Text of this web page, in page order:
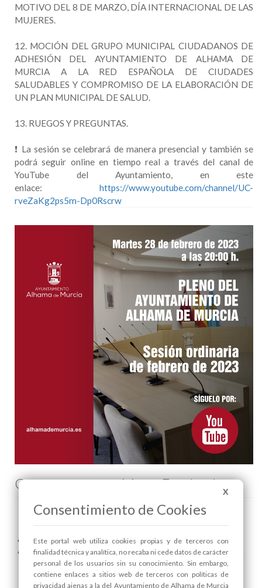
MOTIVO DEL 8 DE MARZO, DÍA INTERNACIONAL DE LAS
MUJERES.
12. MOCIÓN DEL GRUPO MUNICIPAL CIUDADANOS DE
ADHESIÓN DEL AYUNTAMIENTO DE ALHAMA DE
MURCIA A LA RED ESPAÑOLA DE CIUDADES
SALUDABLES Y COMPROMISO DE LA ELABORACIÓN DE
UN PLAN MUNICIPAL DE SALUD.
13. RUEGOS Y PREGUNTAS.
❗ La sesión se celebrará de manera presencial y también se
podrá seguir online en tiempo real a través del canal de
YouTube del Ayuntamiento, en este
enlace: https://www.youtube.com/channel/UC-
rveZaKg2ps5m-Dp0Rscrw
Comenta esta noticia en Facebook
Areas relacionadas:
Alcaldía
X
Consentimiento de Cookies
Este portal web utiliza cookies propias y de terceros con
finalidad técnica y analítica, no recaba ni cede datos de carácter
personal de los usuarios sin su conocimiento. Sin embargo,
contiene enlaces a sitios web de terceros con políticas de
privacidad ajenas a la del Ayuntamiento de Alhama de Murcia